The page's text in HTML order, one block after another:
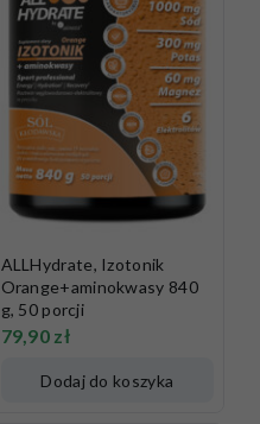
ALLHydrate, Izotonik
Orange+aminokwasy 840
g, 50 porcji
79,90 zł
Dodaj do koszyka